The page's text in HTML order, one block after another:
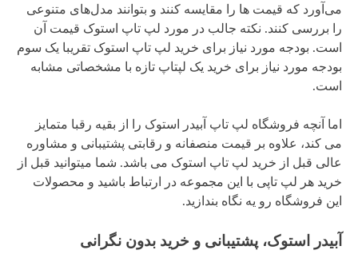
می‌آورد که قیمت ها را مقایسه کنند و بتوانند مدل‌های متنوعی
را بررسی کنند. نکته جالب در مورد لپ تاپ استوک قیمت آن
است. بودجه مورد نیاز برای خرید لپ تاپ استوک تقریبا یک سوم
بودجه مورد نیاز برای خرید یک لپتاپ تازه با مشخصاتی مشابه
است.
اما آنچه فروشگاه لپ تاپ آبیدر استوک را از بقیه رقبا متمایز
می کند، علاوه بر قیمت منصفانه و رقابتی پشتیبانی و مشاوره
عالی قبل از خرید لپ تاپ استوک می باشد. شما میتوانید قبل از
خرید هر لپ تاپی با این مجموعه در ارتباط باشید و محصولات
این فروشگاه رو یه نگاه بندازید.
آبیدر استوک، پشتیبانی و خرید بدون نگرانی